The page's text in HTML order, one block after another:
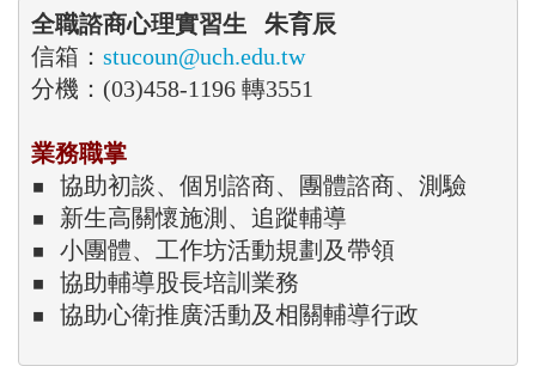
全職諮商心理實習生   朱育辰
信箱：
stucoun@uch.edu.tw
業務職掌
▪ 協助初談、個別諮商、團體諮商、測驗
▪
▪ 小團體、工作坊活動規劃及帶領
▪ 協助輔導股長培訓業務
▪ 協助心衛推廣活動及相關輔導行政